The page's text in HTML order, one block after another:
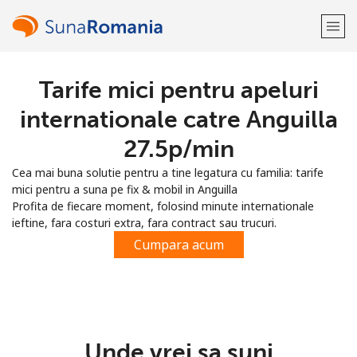
Bine-ai venit!
Inregistreaza-te cu
Tarife mici pentru apeluri
internationale catre Anguilla
⁦27.5p⁩/min
Cea mai buna solutie pentru a tine legatura cu familia: tarife
mici pentru a suna pe fix & mobil in Anguilla
Profita de fiecare moment, folosind minute internationale
ieftine, fara costuri extra, fara contract sau trucuri.
Cumpara acum